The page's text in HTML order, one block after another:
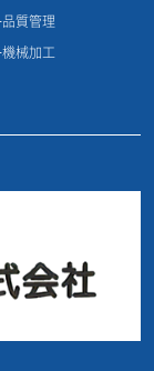
品質管理
機械加工